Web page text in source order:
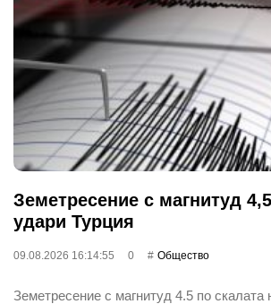
Земетресение с магнитуд
удари Турция
09.08.2026 16:14:55 0 Общество
Земетресение с магнитуд 4.5 по